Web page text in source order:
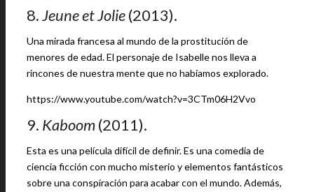
8.Jeune et Jolie(2013).
Una mirada francesa al mundo de la prostitución de
menores de edad. El personaje de Isabelle nos lleva a
rincones de nuestra mente que no habíamos explorado.
https://www.youtube.com/watch?v=3CTm06H2Vvo
9. Kaboom(2011).
Esta es una película difícil de definir. Es una comedia de
ciencia ficción con mucho misterio y elementos fantásticos
sobre una conspiración para acabar con el mundo. Además,